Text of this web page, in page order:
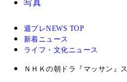
写真
週プレNEWS TOP
新着ニュース
ライフ・文化ニュース
ＮＨＫの朝ドラ『マッサン』